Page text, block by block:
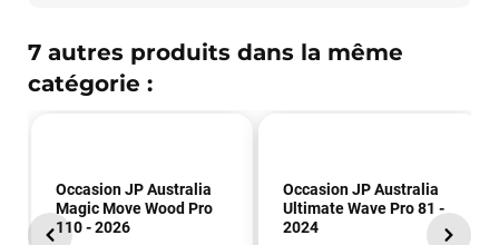
7 autres produits dans la même
catégorie :
Occasion JP Australia
Magic Move Wood Pro
110 - 2026
Occasion JP Australia
Ultimate Wave Pro 81 -
2024
François
il y a un mois
J’ai commandé un pack via leur site internet. À peine la
plus. Niveau réactivité, c’est au top : la commande est partie
le lendemain, et j’ai bien reçu tout le matériel dans un colis
propre et soigné. Plus qu’à tester ça sur l’eau ! Je